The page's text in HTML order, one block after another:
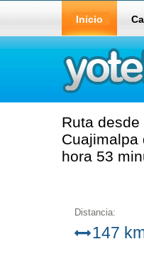
Inicio
Ruta
Cuajimalpa
hora 53
Distancia:
147